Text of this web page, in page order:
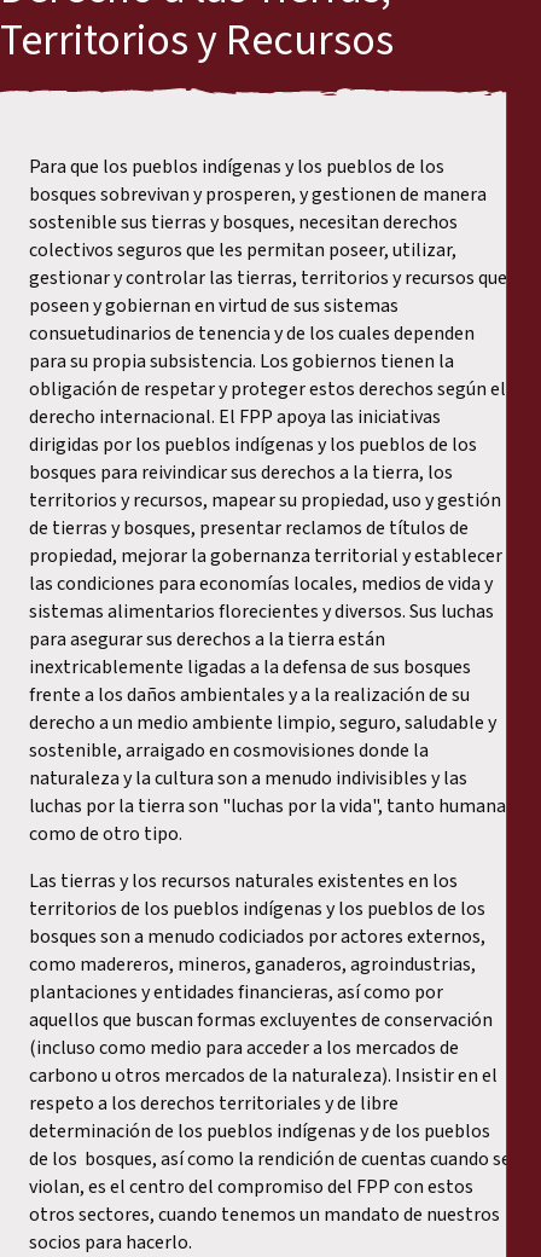
Carreras
Contáctenos
Territorios y Recursos
Para que los pueblos indígenas y los pueblos de los
bosques sobrevivan y prosperen, y gestionen de manera
sostenible sus tierras y bosques, necesitan derechos
colectivos seguros que les permitan poseer, utilizar,
gestionar y controlar las tierras, territorios y recursos que
poseen y gobiernan en virtud de sus sistemas
consuetudinarios de tenencia y de los cuales dependen
para su propia subsistencia. Los gobiernos tienen la
obligación de respetar y proteger estos derechos según el
derecho internacional. El FPP apoya las iniciativas
dirigidas por los pueblos indígenas y los pueblos de los
bosques para reivindicar sus derechos a la tierra, los
territorios y recursos, mapear su propiedad, uso y gestión
de tierras y bosques, presentar reclamos de títulos de
propiedad, mejorar la gobernanza territorial y establecer
las condiciones para economías locales, medios de vida y
sistemas alimentarios florecientes y diversos. Sus luchas
para asegurar sus derechos a la tierra están
inextricablemente ligadas a la defensa de sus bosques
frente a los daños ambientales y a la realización de su
derecho a un medio ambiente limpio, seguro, saludable y
sostenible, arraigado en cosmovisiones donde la
naturaleza y la cultura son a menudo indivisibles y las
luchas por la tierra son "luchas por la vida", tanto humana
como de otro tipo.
Las tierras y los recursos naturales existentes en los
territorios de los pueblos indígenas y los pueblos de los
bosques son a menudo codiciados por actores externos,
como madereros, mineros, ganaderos, agroindustrias,
plantaciones y entidades financieras, así como por
aquellos que buscan formas excluyentes de conservación
(incluso como medio para acceder a los mercados de
carbono u otros mercados de la naturaleza). Insistir en el
respeto a los derechos territoriales y de libre
determinación de los pueblos indígenas y de los pueblos
de los bosques, así como la rendición de cuentas cuando se
violan, es el centro del compromiso del FPP con estos
otros sectores, cuando tenemos un mandato de nuestros
socios para hacerlo.